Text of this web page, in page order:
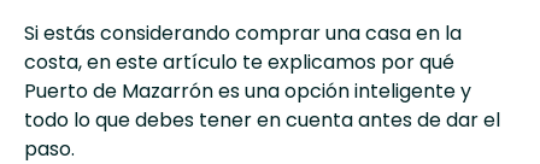
Si estás considerando comprar una casa en la
costa, en este artículo te explicamos por qué
Puerto de Mazarrónes una opción inteligente y
todo lo que debes tener en cuenta antes de dar el
paso.